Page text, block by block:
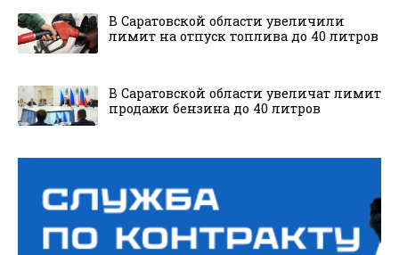
В Саратовской области увеличили
лимит на отпуск топлива до 40 литров
В Саратовской области увеличат лимит
продажи бензина до 40 литров